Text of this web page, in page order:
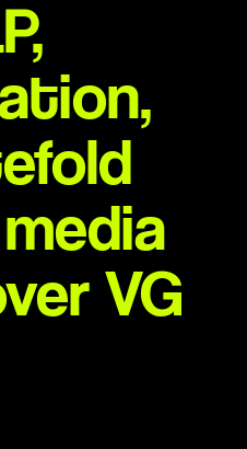
VG